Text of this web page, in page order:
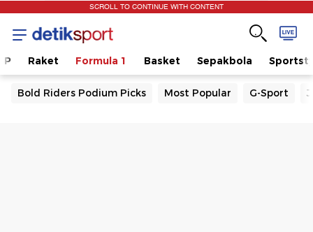
SCROLL TO CONTINUE WITH CONTENT
Raket Formula 1 Basket Sepakbola
Bold Riders Podium Picks Most Popular G-Sport